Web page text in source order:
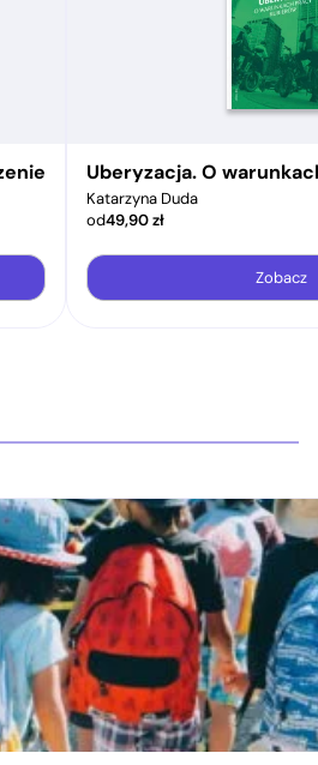
Uberyzacja. O
Katarzyna Duda
od49,90zł
Zobacz